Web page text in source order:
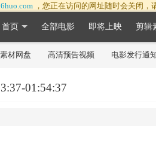
，您正在访问的网址随时会关闭
首页 全部电影 即将上映 剪辑
素材网盘 高清预告视频 电影发行通
01:54:37